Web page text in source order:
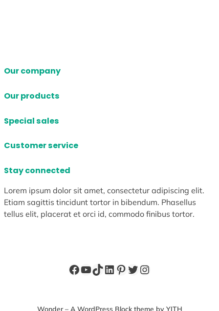
Our company
Our products
Special sales
Customer service
Stay connected
Lorem ipsum dolor sit amet, consectetur adipiscing elit.
Etiam sagittis tincidunt tortor in bibendum. Phasellus
tellus elit, placerat et orci id, commodo finibus tortor.
Facebook
YouTube
TikTok
LinkedIn
Pinterest
X Instagram